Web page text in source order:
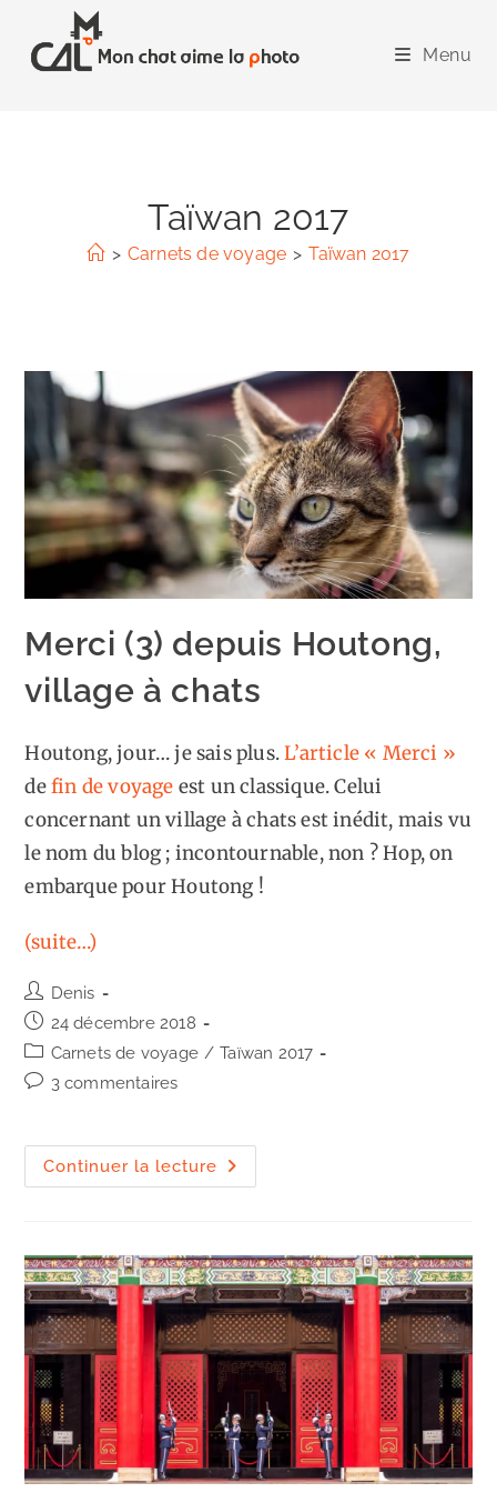
content
Menu
Taïwan 2017
> Carnets de voyage > Taïwan 2017
Merci (3) depuis Houtong,
village à chats
Houtong, jour… je sais plus.L’article « Merci »
defin de voyage est un classique. Celui
concernant un village à chats est inédit, mais vu
le nom du blog ; incontournable, non ? Hop, on
embarque pour Houtong !
(suite…)
Auteur/autrice
de
publication :
Denis
Publication
publiée :
24 décembre 2018
Post
category:
Carnets de voyage / Taïwan 2017
Commentaires
publication :
3 commentaires
Continuer la lecture Merci
chats